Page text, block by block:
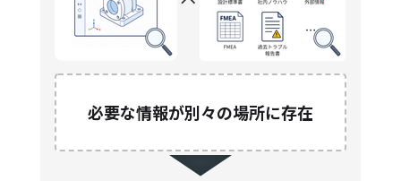
必要な情報が別々の場所に存在